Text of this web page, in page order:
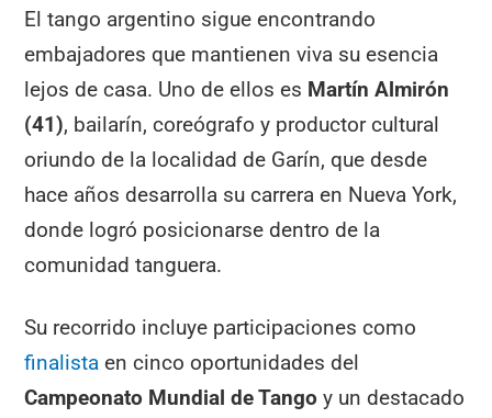
El tango argentino sigue encontrando
embajadores que mantienen viva su esencia
lejos de casa. Uno de ellos es Martín Almirón
(41), bailarín, coreógrafo y productor cultural
oriundo de la localidad de Garín, que desde
hace años desarrolla su carrera en Nueva York,
donde logró posicionarse dentro de la
comunidad tanguera.
Su recorrido incluye participaciones como
finalista en cinco oportunidades del
Campeonato Mundial de Tango y un destacado